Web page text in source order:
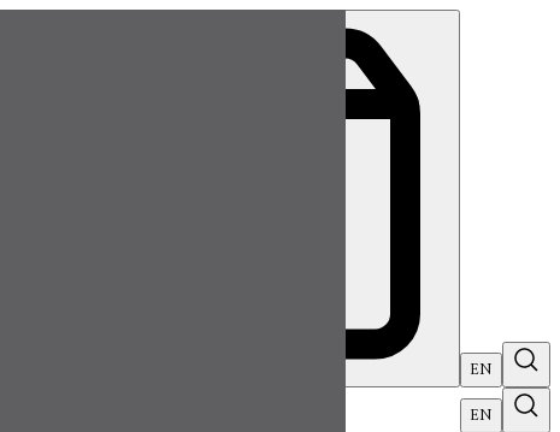
EN
EN
ميس شوكلت| مطعم للطلب اونلاين